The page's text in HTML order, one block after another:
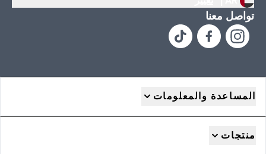
تواصل معنا
المساعدة والمعلومات
منتجات